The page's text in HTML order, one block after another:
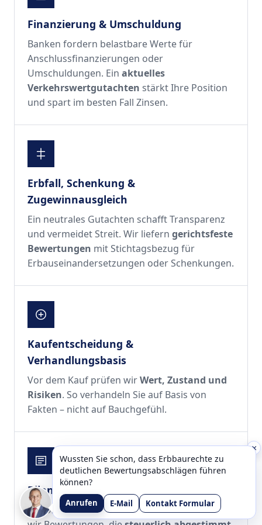
Finanzierung & Umschuldung
Banken fordern belastbare Werte für
Anschlussfinanzierungen oder
Umschuldungen. Einaktuelles
Verkehrswertgutachten stärkt Ihre Position
und spart im besten Fall Zinsen.
Erbfall, Schenkung &
Zugewinnausgleich
Ein neutrales Gutachten schafft Transparenz
und vermeidet Streit. Wir lieferngerichtsfeste
Bewertungen mit Stichtagsbezug für
Erbauseinandersetzungen oder Schenkungen.
Kaufentscheidung &
Verhandlungsbasis
Vor dem Kauf prüfen wirWert, Zustand und
Risiken. So verhandeln Sie auf Basis von
Fakten – nicht auf Bauchgefühl.
Bilanz & steuerliche Themen
Für Unternehmen und Privatpersonen liefern
×
Wussten Sie schon, dass Erbbaurechte zu
deutlichen Bewertungsabschlägen führen
können?
Anrufen E-Mail Kontakt Formular